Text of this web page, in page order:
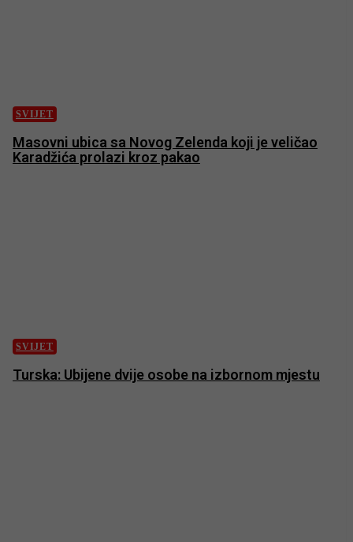
SVIJET
Masovni ubica sa Novog Zelenda koji je veličao
Karadžića prolazi kroz pakao
SVIJET
Turska: Ubijene dvije osobe na izbornom mjestu